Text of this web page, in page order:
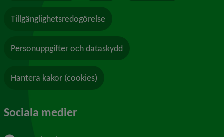
Tillgänglighetsredogörelse
Personuppgifter och dataskydd
Hantera kakor (cookies)
Sociala medier